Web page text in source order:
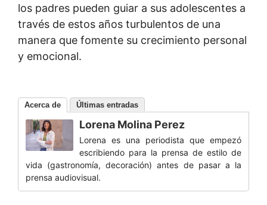
los padres pueden guiar a sus adolescentes a
través de estos años turbulentos de una
manera que fomente su crecimiento personal
y emocional.
Acerca de Últimas entradas
Lorena Molina Perez
Lorena es una periodista que empezó
escribiendo para la prensa de estilo de
vida (gastronomía, decoración) antes de pasar a la
prensa audiovisual.